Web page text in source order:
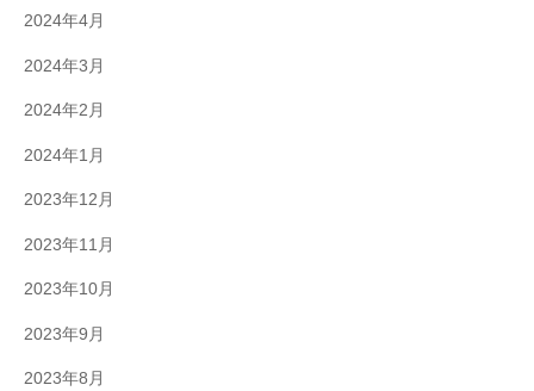
2024年4月
2024年3月
2024年2月
2024年1月
2023年12月
2023年11月
2023年10月
2023年9月
2023年8月